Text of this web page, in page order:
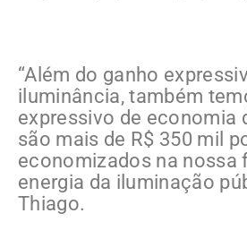
“Além do ganho
iluminância, também
expressivo de economia
são mais de R$ 350 mil
economizados na nossa
energia da iluminação
Thiago.